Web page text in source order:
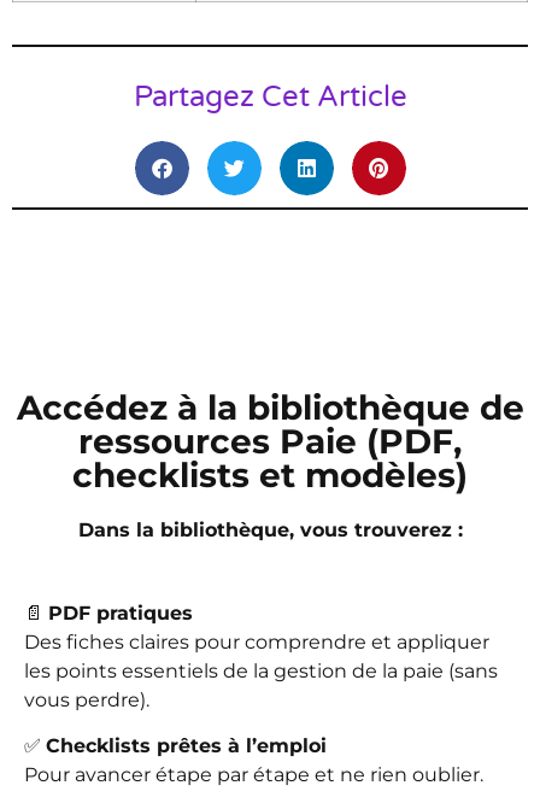
Partagez Cet Article
Accédez à la bibliothèque de
ressources Paie (PDF,
checklists et modèles)
Dans la bibliothèque, vous trouverez :
📄 PDF pratiques
Des fiches claires pour comprendre et appliquer
les points essentiels de la gestion de la paie (sans
vous perdre).
✅ Checklists prêtes à l’emploi
Pour avancer étape par étape et ne rien oublier.